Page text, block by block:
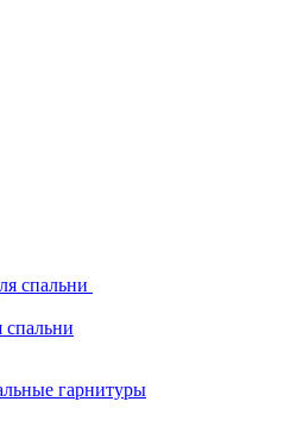
спальни
спальни
гарнитуры